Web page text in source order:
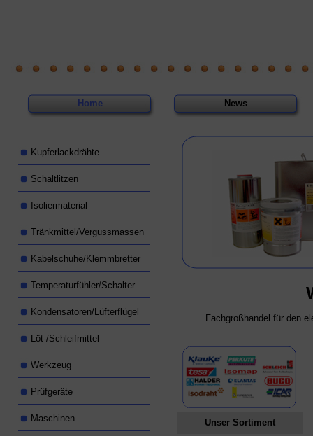
Home News
Kupferlackdrähte
Schaltlitzen
Isoliermaterial
Tränkmittel/Vergussmassen
Kabelschuhe/Klemmbretter
Temperaturfühler/Schalter
Kondensatoren/Lüfterflügel
Löt-/Schleifmittel
Werkzeug
Prüfgeräte
Maschinen
Fachgroßhandel für den
Unser Sortiment